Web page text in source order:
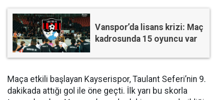
Vanspor’da lisans krizi: Maç
kadrosunda 15 oyuncu var
Maça etkili başlayan Kayserispor, Taulant Seferi’nin 9.
dakikada attığı gol ile öne geçti. İlk yarı bu skorla